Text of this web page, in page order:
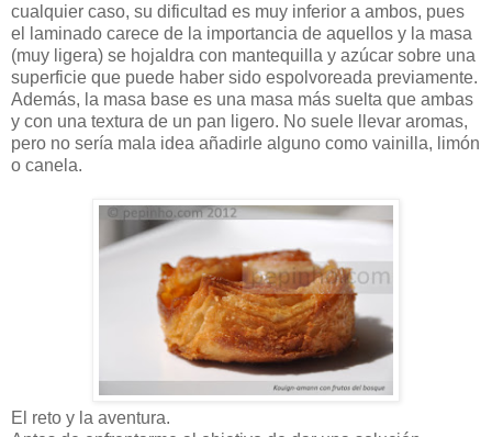
cualquier caso, su dificultad es muy inferior a ambos, pues
el laminado carece de la importancia de aquellos y la masa
(muy ligera) se hojaldra con mantequilla y azúcar sobre una
superficie que puede haber sido espolvoreada previamente.
Además, la masa base es una masa más suelta que ambas
y con una textura de un pan ligero. No suele llevar aromas,
pero no sería mala idea añadirle alguno como vainilla, limón
o canela.
El reto y la aventura.